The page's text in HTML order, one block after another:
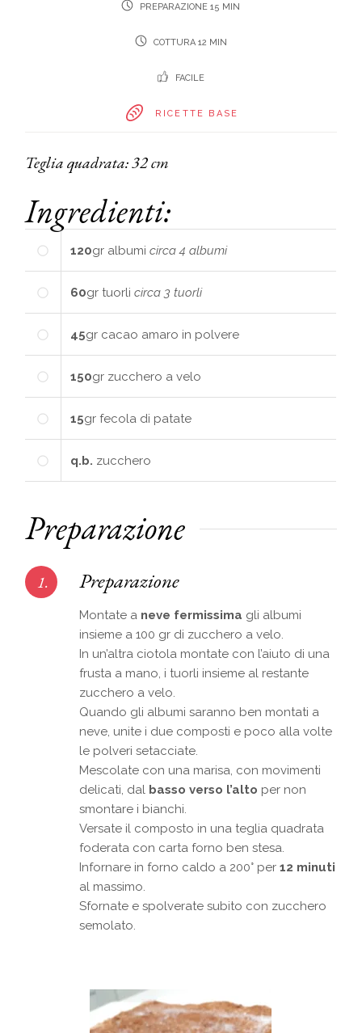
PREPARAZIONE 15 MIN
COTTURA 12 MIN
FACILE
RICETTE BASE
Teglia quadrata: 32 cm
Ingredienti:
120gr albumicirca 4 albumi
60gr tuorlicirca 3 tuorli
45gr cacao amaro in polvere
150gr zucchero a velo
15gr fecola di patate
q.b. zucchero
Preparazione
1. Preparazione
Montate a neve fermissima gli albumi
insieme a 100 gr di zucchero a velo.
In un’altra ciotola montate con l’aiuto di una
frusta a mano, i tuorli insieme al restante
zucchero a velo.
Quando gli albumi saranno ben montati a
neve, unite i due composti e poco alla volte
le polveri setacciate.
Mescolate con una marisa, con movimenti
delicati, dal basso verso l’alto per non
smontare i bianchi.
Versate il composto in una teglia quadrata
foderata con carta forno ben stesa.
Infornare in forno caldo a 200° per12 minuti
al massimo.
Sfornate e spolverate subito con zucchero
semolato.